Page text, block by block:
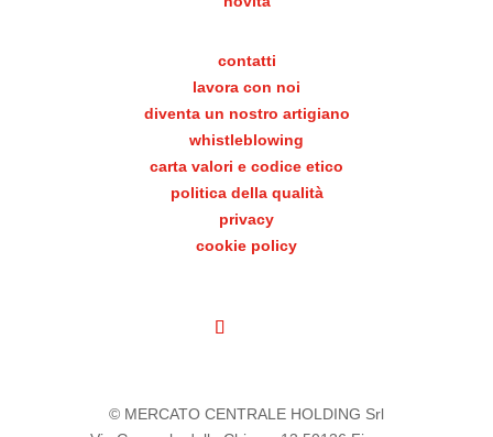
contatti
lavora con noi
diventa un nostro artigiano
whistleblowing
carta valori e codice etico
politica della qualità
privacy
cookie policy
© MERCATO CENTRALE HOLDING Srl